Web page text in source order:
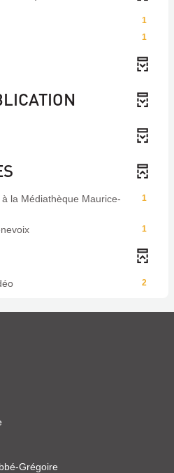
1
1
1
la Médiathèque Maurice-
1
2
Grégoire